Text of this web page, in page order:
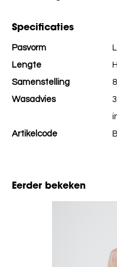
Specificaties
Pasvorm
Lengte
Samenstelling
Wasadvies
Artikelcode
Eerder bekeken